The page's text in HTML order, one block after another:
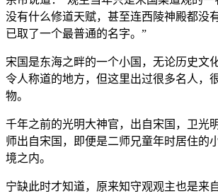
没有什么修道天赋，甚至连西陵神殿都没
已取了一个最普通的名字。”
宋国是东海之畔的一个小国，无论历史文
令人称道的地方，但这里出过很多名人，
物。
千年之前的光明大神官，出自宋国，卫光
师出自宋国，即便是二师兄童年时居住的
境之内。
宁缺此时才知道，原来知守观观主也是来